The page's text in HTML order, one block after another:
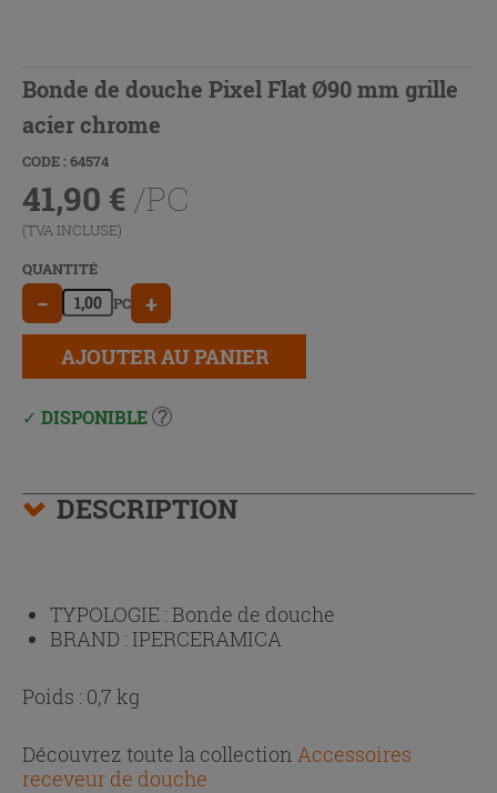
Bonde de douche Pixel Flat Ø90 mm grille
acier chrome
CODE : 64574
41,90 € /PC
(TVA INCLUSE)
QUANTITÉ
− PC +
AJOUTER AU PANIER
DISPONIBLE
DESCRIPTION
TYPOLOGIE :Bonde de douche
BRAND : IPERCERAMICA
Poids : 0,7 kg
Découvrez toute la collection Accessoires
receveur de douche